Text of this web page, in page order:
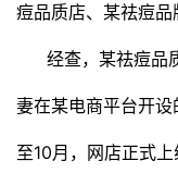
痘品质店、某祛痘品
经查，某祛痘品
妻在某电商平台开
至10月，网店正式